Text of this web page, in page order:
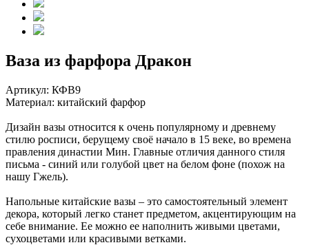
Ваза из фарфора Дракон
Артикул: КФВ9
Материал: китайский фарфор
Дизайн вазы относится к очень популярному и древнему
стилю росписи, берущему своё начало в 15 веке, во времена
правления династии Мин. Главные отличия данного стиля
письма - синий или голубой цвет на белом фоне (похож на
нашу Гжель).
Напольные китайские вазы – это самостоятельный элемент
декора, который легко станет предметом, акцентирующим на
себе внимание. Ее можно ее наполнить живыми цветами,
сухоцветами или красивыми ветками.